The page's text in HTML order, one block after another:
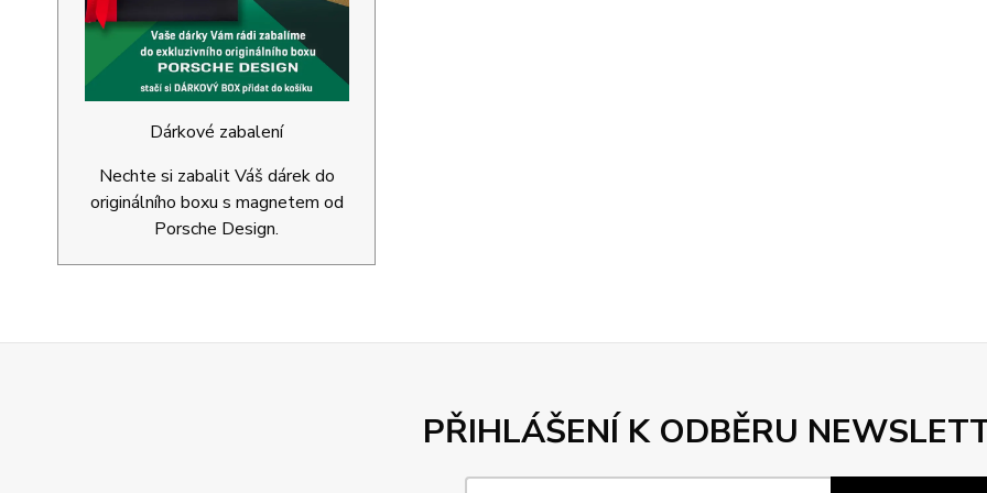
Dárkové zabalení
Nechte si zabalit Váš dárek do
originálního boxu s magnetem od
Porsche Design.
PŘIHLÁŠENÍ K ODBĚRU